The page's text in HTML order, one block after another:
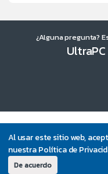
Al usar este sitio web,
nuestra Política de
De acuerdo
¿Alguna pregunta?